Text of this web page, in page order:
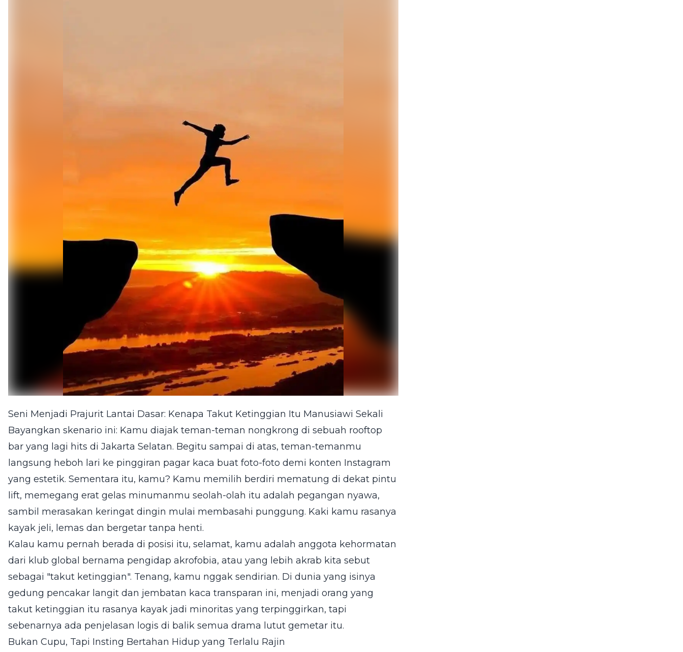
Seni Menjadi Prajurit Lantai Dasar: Kenapa Takut Ketinggian Itu Manusiawi Sekali
Bayangkan skenario ini: Kamu diajak teman-teman nongkrong di sebuah rooftop
bar yang lagi hits di Jakarta Selatan. Begitu sampai di atas, teman-temanmu
langsung heboh lari ke pinggiran pagar kaca buat foto-foto demi konten Instagram
yang estetik. Sementara itu, kamu? Kamu memilih berdiri mematung di dekat pintu
lift, memegang erat gelas minumanmu seolah-olah itu adalah pegangan nyawa,
sambil merasakan keringat dingin mulai membasahi punggung. Kaki kamu rasanya
kayak jeli, lemas dan bergetar tanpa henti.
Kalau kamu pernah berada di posisi itu, selamat, kamu adalah anggota kehormatan
dari klub global bernama pengidap akrofobia, atau yang lebih akrab kita sebut
sebagai "takut ketinggian". Tenang, kamu nggak sendirian. Di dunia yang isinya
gedung pencakar langit dan jembatan kaca transparan ini, menjadi orang yang
takut ketinggian itu rasanya kayak jadi minoritas yang terpinggirkan, tapi
sebenarnya ada penjelasan logis di balik semua drama lutut gemetar itu.
Bukan Cupu, Tapi Insting Bertahan Hidup yang Terlalu Rajin